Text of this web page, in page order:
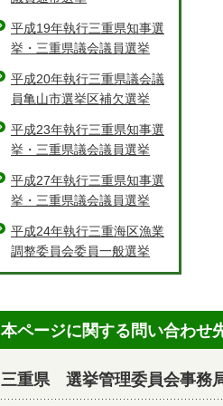
平成19年執行三重県知事選
挙・三重県議会議員選挙
平成20年執行三重県議会議
員亀山市選挙区補欠選挙
平成23年執行三重県知事選
挙・三重県議会議員選挙
平成27年執行三重県知事選
挙・三重県議会議員選挙
平成24年執行三重海区漁業
調整委員会委員一般選挙
本ページに関する問い合わせ
三重県 選挙管理委員会事務